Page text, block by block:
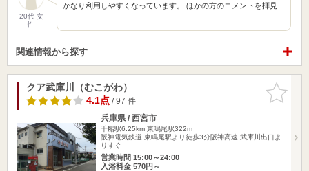
20代 女
性
かなり利用しやすくなっています。 ほかの方のコメントを拝見…
関連情報から探す
お気に入
りに追加
クア武庫川（むこがわ）
4.1点/ 97 件
兵庫県 / 西宮市
千船駅6.25km 東鳴尾駅322m
阪神電気鉄道 東鳴尾駅より徒歩3分阪神高速 武庫川出口よ
りすぐ
営業時間 15:00～24:00
入浴料金 570円～